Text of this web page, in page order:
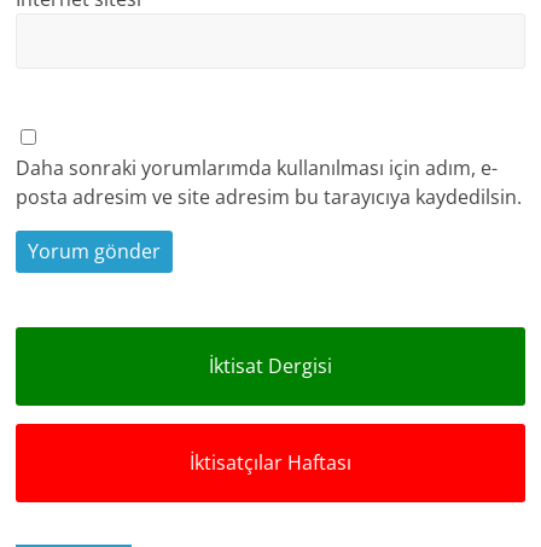
Daha sonraki yorumlarımda kullanılması için adım, e-
posta adresim ve site adresim bu tarayıcıya kaydedilsin.
İktisat Dergisi
İktisatçılar Haftası